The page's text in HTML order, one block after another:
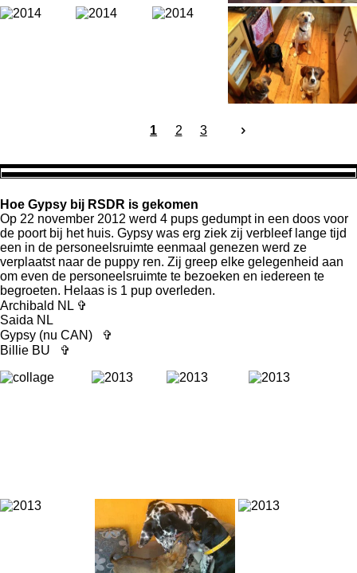
1 2 3
Hoe Gypsy bij RSDR is gekomen
Op 22 november 2012 werd 4 pups gedumpt in een doos voor
de poort bij het huis. Gypsy was erg ziek zij verbleef lange tijd
een in de personeelsruimte eenmaal genezen werd ze
verplaatst naar de puppy ren. Zij greep elke gelegenheid aan
om even de personeelsruimte te bezoeken en iedereen te
begroeten. Helaas is 1 pup overleden.
Archibald NL ✞
Saida NL
Gypsy (nu CAN) ✞
Billie BU ✞